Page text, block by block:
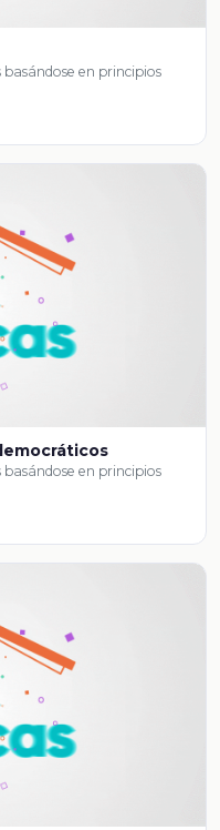
en principios
en principios